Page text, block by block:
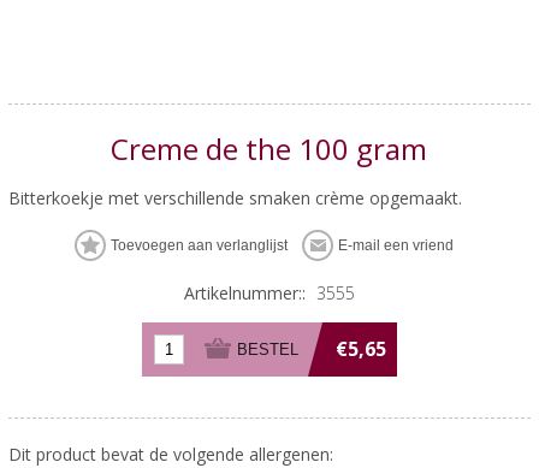
Creme de the 100 gram
Bitterkoekje met verschillende smaken crème opgemaakt.
Artikelnummer:: 3555
€5,65
Dit product bevat de volgende allergenen: